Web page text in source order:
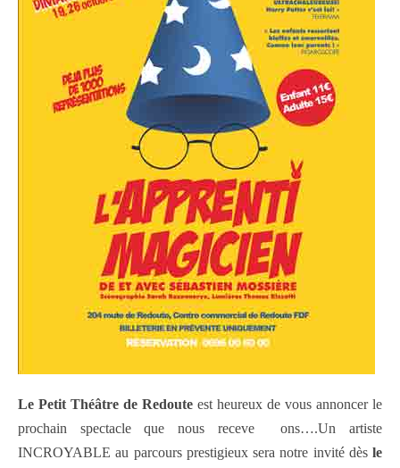
Le Petit Théâtre de Redoute est heureux de vous annoncer le
prochain spectacle que nous receve ons….Un artiste
INCROYABLE au parcours prestigieux sera notre invité dès le